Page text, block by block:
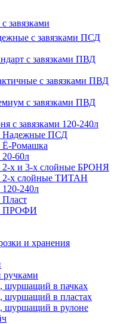
завязками
с завязками ПСД
с завязками ПВД
с завязками ПВД
с завязками ПВД
с завязками 120-240л
Надежные ПСД
Ё-Ромашка
60л
2-х и 3-х слойные БРОНЯ
2-х слойные ТИТАН
240л
ПРОФИ
и хранения
ручками
шуршащий в пачках
в пластах
шуршащий в рулоне